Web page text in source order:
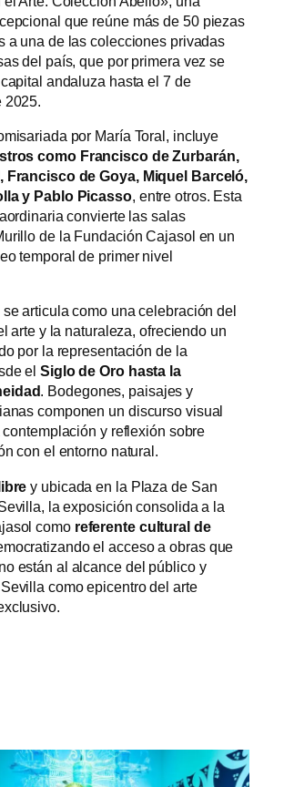
que reúne más de 50 piezas
a una de las colecciones privadas
del país, que por primera vez se
andaluza hasta el 7 de
2025.
por María Toral, incluye
como Francisco de Zurbarán,
Francisco de Goya, Miquel Barceló,
y Pablo Picasso, entre otros. Esta
convierte las salas
de la Fundación Cajasol en un
temporal de primer nivel
articula como una celebración del
arte y la naturaleza, ofreciendo un
por la representación de la
el Siglo de Oro hasta la
. Bodegones, paisajes y
componen un discurso visual
y reflexión sobre
con el entorno natural.
y ubicada en la Plaza de San
la exposición consolida a la
como referente cultural de
el acceso a obras que
están al alcance del público y
como epicentro del arte